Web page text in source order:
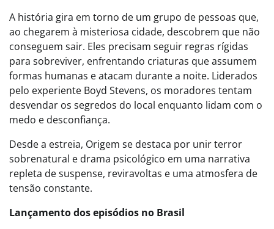
A história gira em torno de um grupo de pessoas que,
ao chegarem à misteriosa cidade, descobrem que não
conseguem sair. Eles precisam seguir regras rígidas
para sobreviver, enfrentando criaturas que assumem
formas humanas e atacam durante a noite. Liderados
pelo experiente Boyd Stevens, os moradores tentam
desvendar os segredos do local enquanto lidam com o
medo e desconfiança.
Desde a estreia, Origem se destaca por unir terror
sobrenatural e drama psicológico em uma narrativa
repleta de suspense, reviravoltas e uma atmosfera de
tensão constante.
Lançamento dos episódios no Brasil